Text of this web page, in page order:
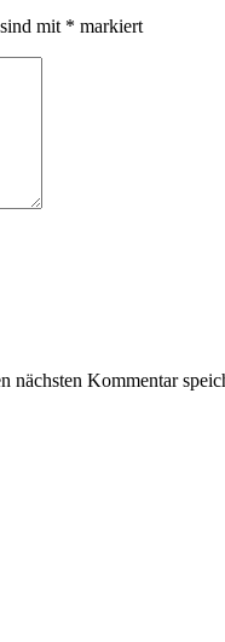
mit * markiert
nächsten Kommentar